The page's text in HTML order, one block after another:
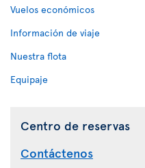
Vuelos económicos
Información de viaje
Nuestra flota
Equipaje
Centro de reservas
Contáctenos